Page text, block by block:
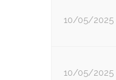
10/05/2025
10/05/2025